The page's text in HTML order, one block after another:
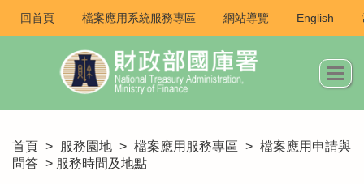
回首頁 檔案應用系統服務專區 網站導覽 English
首頁 > 服務園地 > 檔案應用服務專區 > 檔案應用申請與
問答 > 服務時間及地點